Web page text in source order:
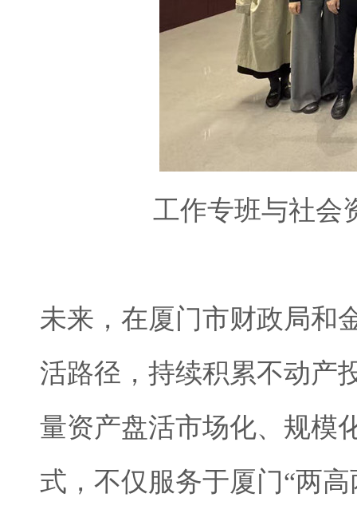
工作专班与社会
未来，在厦门市财政局和
活路径，持续积累不动产
量资产盘活市场化、规模
式，不仅服务于厦门“两